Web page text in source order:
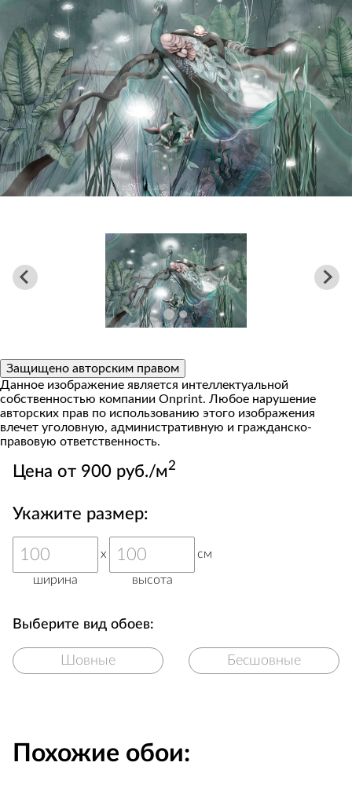
Защищено авторским правом
Данное изображение является интеллектуальной
собственностью компании Onprint. Любое нарушение
авторских прав по использованию этого изображения
влечет уголовную, административную и гражданско-
правовую ответственность.
Цена от 900 руб./м2
Укажите размер:
ширина
x
высота
см
Выберите вид обоев:
Шовные Бесшовные
Похожие обои: